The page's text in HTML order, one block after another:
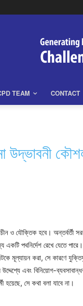
TEAM CONTACT
উদ্ভাবনী
ও যৌক্তিক হবে। অন্তর্বর্তী
পথনির্দেশ রেখে যেতে
মূল্যায়ন করা, সে কারণে
এবং বিনিয়োগ-
হয়েছে, সে কথা বলা যাবে না।